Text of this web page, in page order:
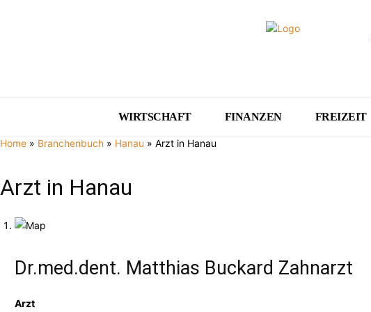
WIRTSCHAFT FINANZEN FREIZEIT
Home » Branchenbuch » Hanau » Arzt in Hanau
Arzt in Hanau
Dr.med.dent. Matthias Buckard Zahnarzt
Arzt